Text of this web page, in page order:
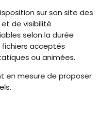
sur son site des
de visibilité
selon la durée
fichiers acceptés
ou animées.
en mesure de proposer